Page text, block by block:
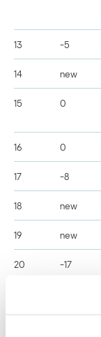
13 -5
14 new
15 0
16 0
17 -8
18 new
19 new
20 -17